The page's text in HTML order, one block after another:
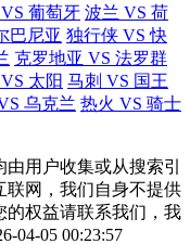
葡萄牙 波兰 VS 荷
巴尼亚 独行侠 VS 快
克罗地亚 VS 法罗群
太阳 马刺 VS 国王
乌克兰 热火 VS 骑士
用户收集或从搜索引
联网，我们自身不提供
的权益请联系我们，我
04-05 00:23:57